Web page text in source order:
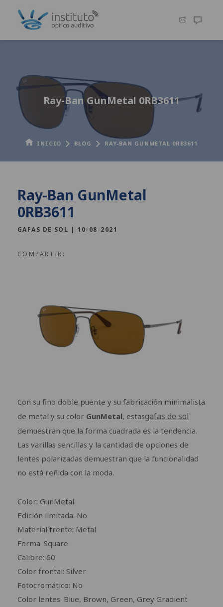
Ray-Ban GunMetal 0RB3611
INICIO BLOG RAY-BAN GUNMETAL 0RB3611
Ray-Ban GunMetal
0RB3611
GAFAS DE SOL | 10-08-2021
COMPARTIR:
Con su fino doble puente y su fabricación minimalista
de metal y su color GunMetal, estasgafas de sol
demuestran que la forma cuadrada es la tendencia.
Las varillas sencillas y la cantidad de opciones de
lentes polarizadas demuestran que la funcionalidad
no está reñida con la moda.
Color: GunMetal
Edición limitada: No
Material frente: Metal
Forma: Square
Calibre: 60
Color frontal: Silver
Fotocromático: No
Color lentes: Blue, Brown, Green, Grey Gradient